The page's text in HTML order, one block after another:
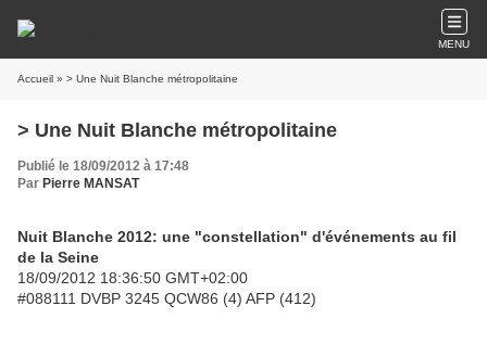
MENU
Accueil » > Une Nuit Blanche métropolitaine
> Une Nuit Blanche métropolitaine
Publié le 18/09/2012 à 17:48
Par Pierre MANSAT
Nuit Blanche 2012: une "constellation" d'événements au fil
de la Seine
18/09/2012 18:36:50 GMT+02:00
#088111 DVBP 3245 QCW86 (4) AFP (412)